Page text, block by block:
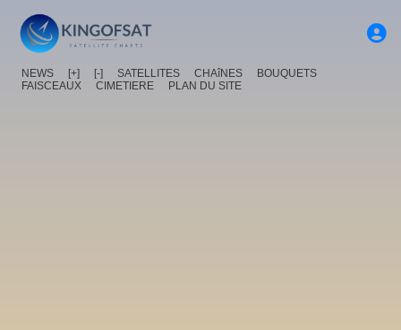
NEWS [+] [-] SATELLITES CHAîNES
BOUQUETS
FAISCEAUX
CIMETIERE PLAN DU SITE